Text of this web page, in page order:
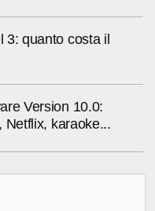
3: quanto costa il
Version 10.0:
Netflix, karaoke...